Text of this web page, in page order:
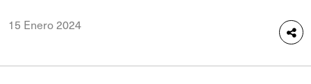
15 Enero 2024